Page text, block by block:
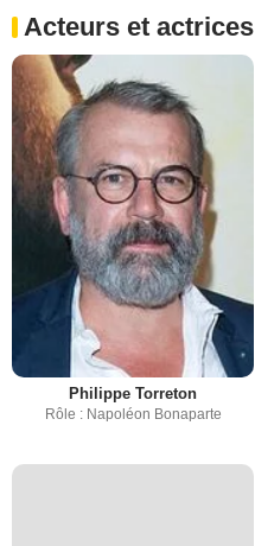
Acteurs et actrices
Philippe Torreton
Rôle : Napoléon Bonaparte